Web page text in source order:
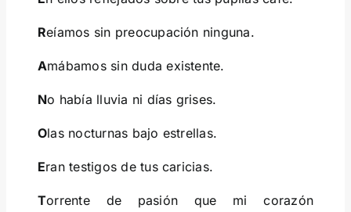
Reíamos sin preocupación ninguna.
Amábamos sin duda existente.
No había lluvia ni días grises.
Olas nocturnas bajo estrellas.
Eran testigos de tus caricias.
Torrente de pasión que mi corazón